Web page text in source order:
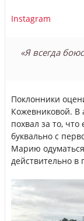
Instagram
«Я всегда
Поклонники
Кожевниковой. В
похвал за то,
буквально с
Марию
действительно в